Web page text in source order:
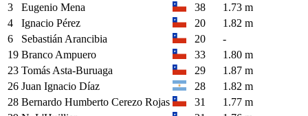
3
Eugenio Mena 38
1.73 m
4
Ignacio Pérez 20
1.82 m
6
Sebastián Arancibia 20
-
19 Branco Ampuero 33
1.80 m
23 Tomás Asta-Buruaga 29
1.87 m
26 Juan Ignacio Díaz 28
1.82 m
28 Bernardo Humberto Cerezo Rojas 31
1.77 m